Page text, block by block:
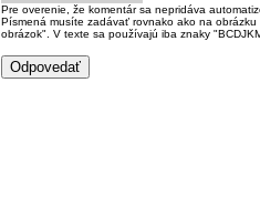
Pre overenie, že komentár sa nepridáva
Písmená musíte zadávať rovnako ako na
obrázok". V texte sa používajú iba znaky